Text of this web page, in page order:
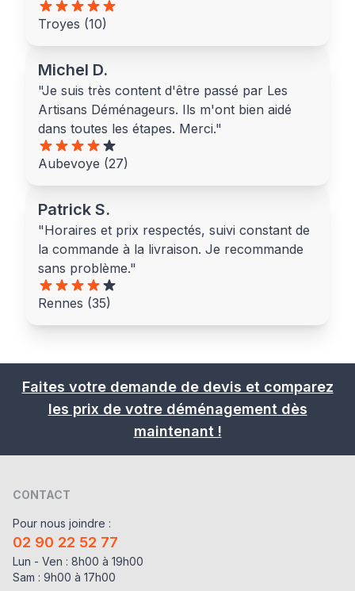
Troyes (10)
Michel D.
"Je suis très content d'être passé par Les
Artisans Déménageurs. Ils m'ont bien aidé
dans toutes les étapes. Merci."
Aubevoye (27)
Patrick S.
"Horaires et prix respectés, suivi constant de
la commande à la livraison. Je recommande
sans problème."
Rennes (35)
Faites votre demande de devis et comparez
les prix de votre déménagement dès
maintenant !
CONTACT
Pour nous joindre :
02 90 22 52 77
Lun - Ven : 8h00 à 19h00
Sam : 9h00 à 17h00